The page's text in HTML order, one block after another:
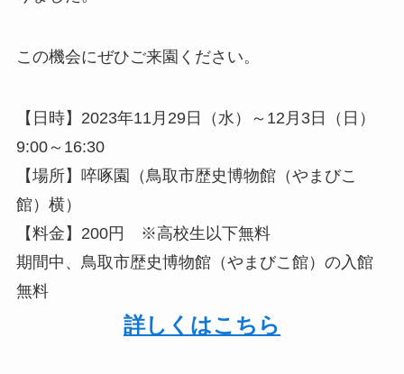
この機会にぜひご来園ください。
【日時】2023年11月29日（水）～12月3日（日）
9:00～16:30
【場所】啐啄園（鳥取市歴史博物館（やまびこ
館）横）
【料金】200円 ※高校生以下無料
期間中、鳥取市歴史博物館（やまびこ館）の入館
無料
詳しくはこちら